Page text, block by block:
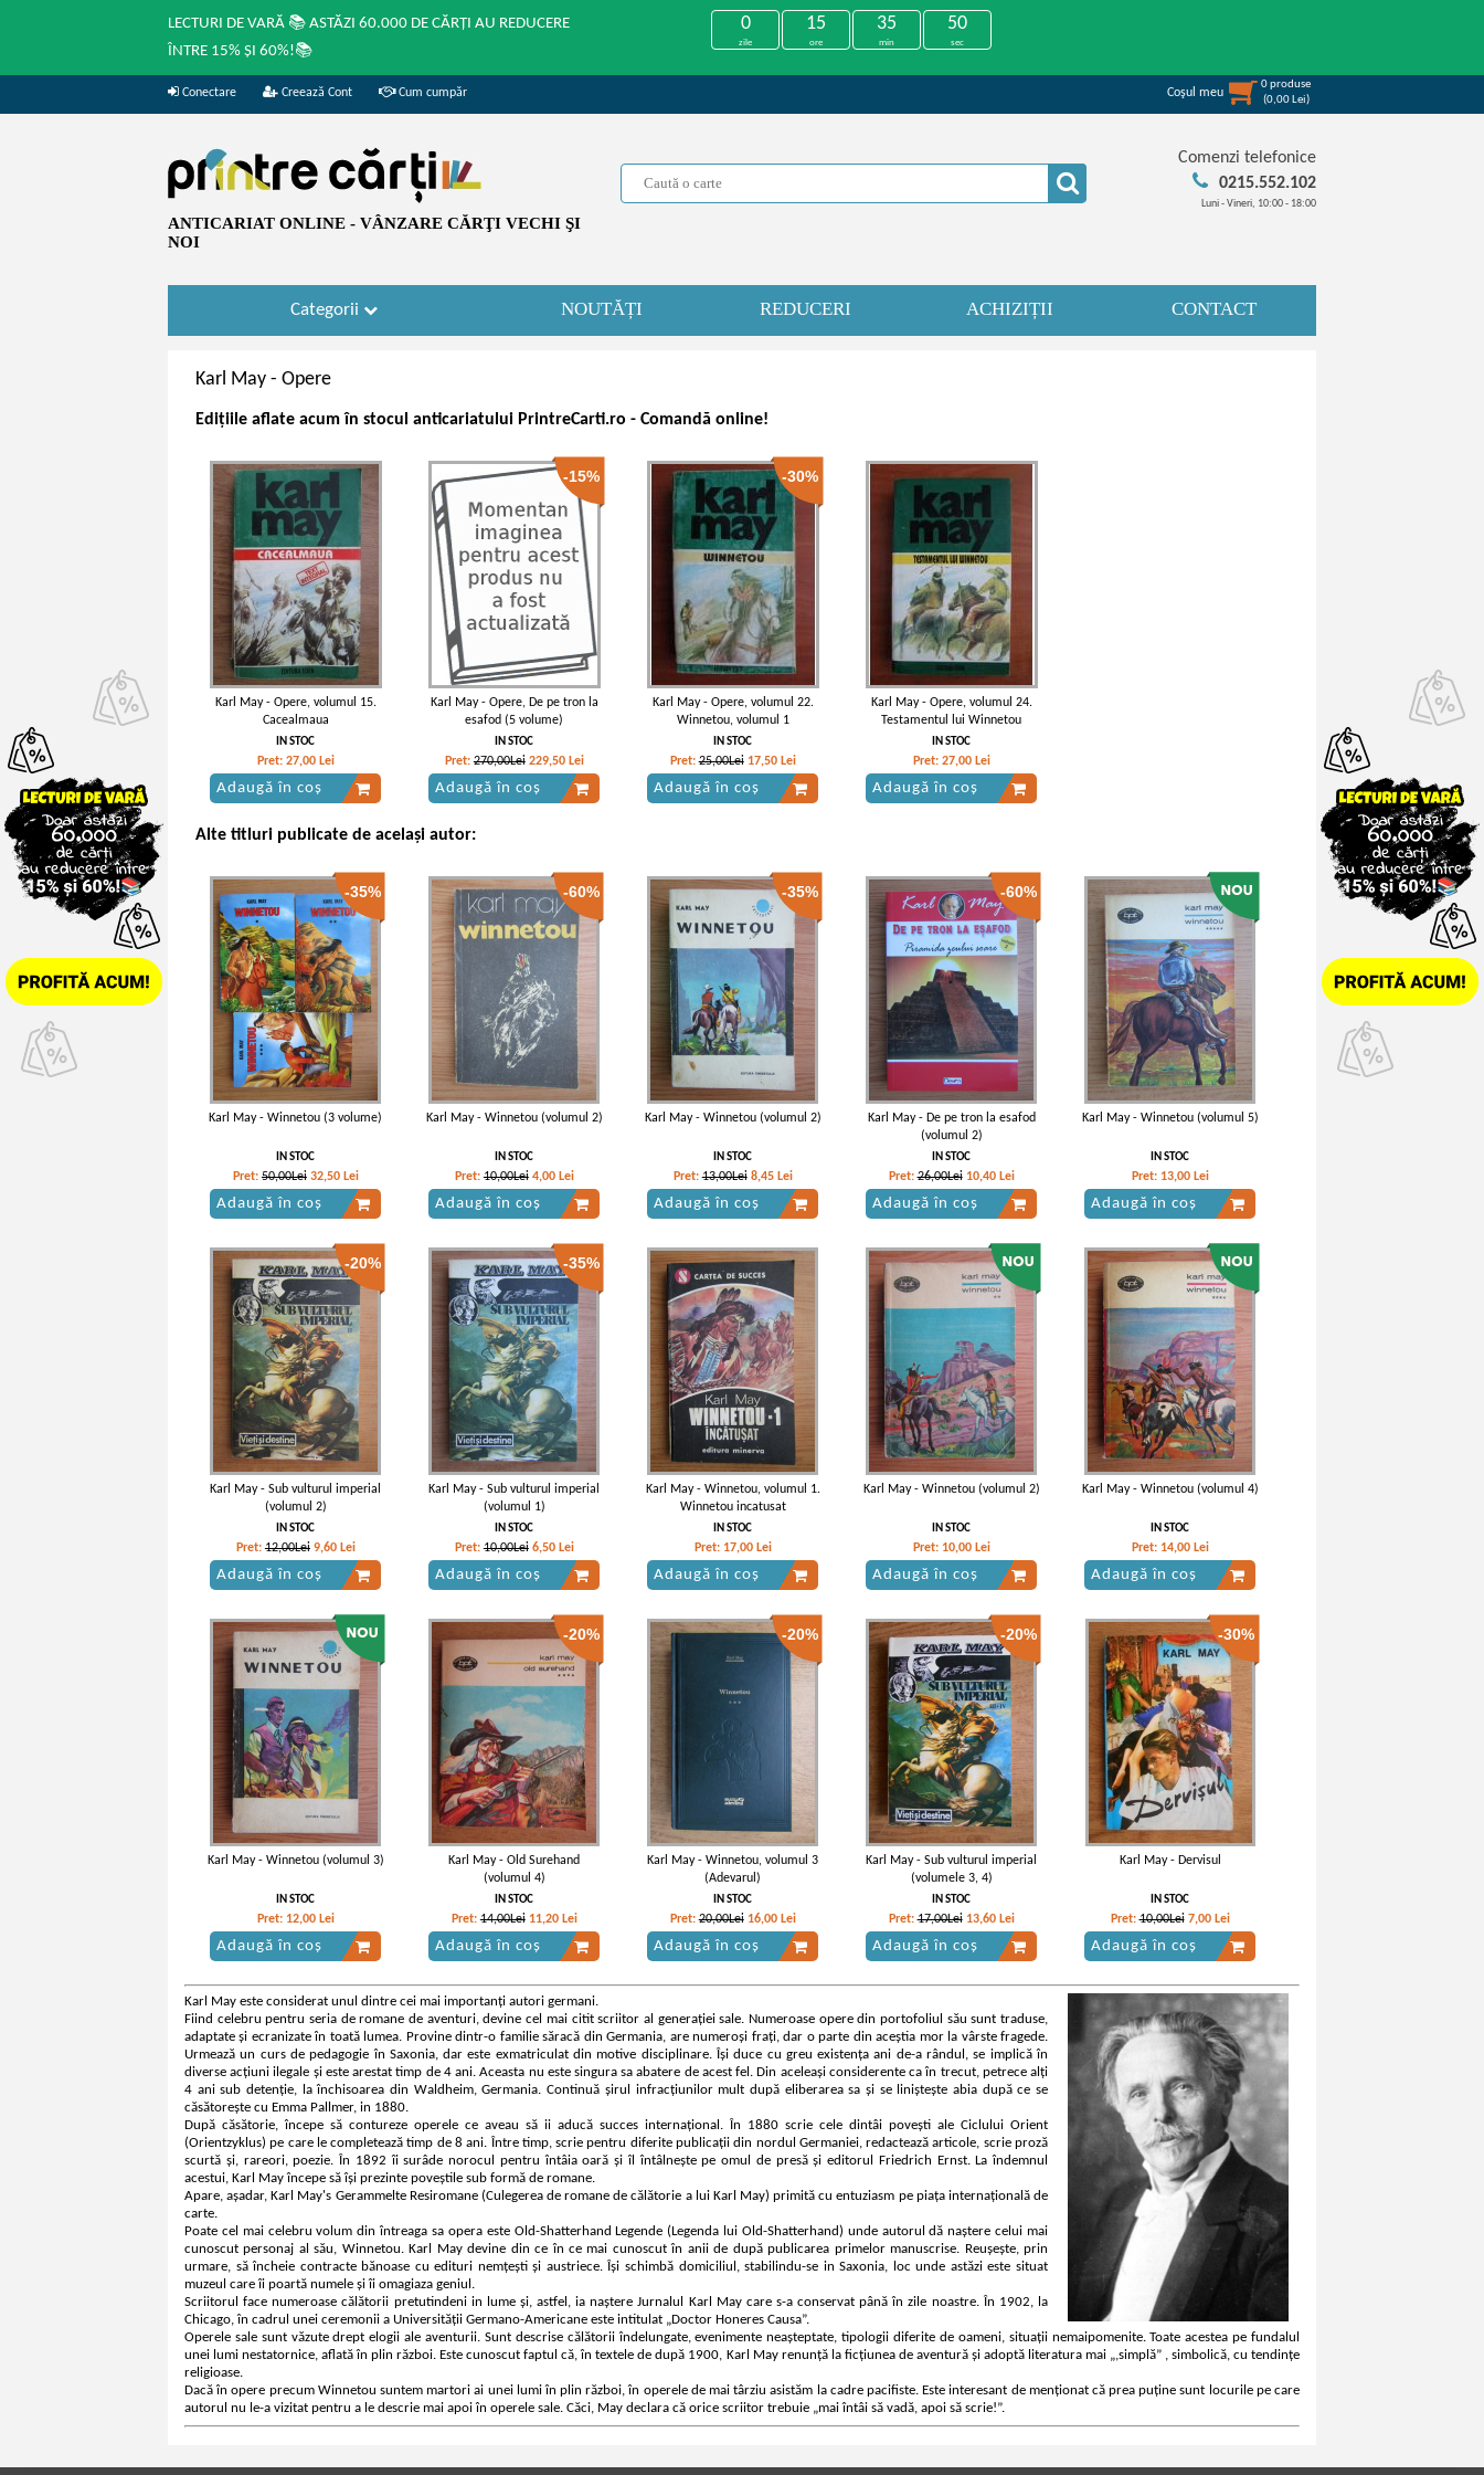
LECTURI DE VARĂ 📚 ASTĂZI 60.000 DE CĂRȚI AU REDUCERE
ÎNTRE 15% ȘI 60%!📚
0
zile
15
ore
35
min
49
sec
Conectare Creează Cont Cum cumpăr Coşul meu
0produse
(0,00 Lei)
ANTICARIAT ONLINE - VÂNZARE CĂRŢI VECHI ŞI
NOI
Comenzi telefonice
0215.552.102
Luni - Vineri, 10:00 - 18:00
Categorii NOUTĂȚI REDUCERI ACHIZIȚII CONTACT
Karl May - Opere
Edițiile aflate acum în stocul anticariatului PrintreCarti.ro - Comandă online!
Karl May - Opere, volumul 15.
Cacealmaua
IN STOC
Pret: 27,00 Lei
Adaugă în coș
-15%
Karl May - Opere, De pe tron la
esafod (5 volume)
IN STOC
Pret:270,00Lei 229,50 Lei
Adaugă în coș
-30%
Karl May - Opere, volumul 22.
Winnetou, volumul 1
IN STOC
Pret:25,00Lei 17,50 Lei
Adaugă în coș
Karl May - Opere, volumul 24.
Testamentul lui Winnetou
IN STOC
Pret: 27,00 Lei
Adaugă în coș
Alte titluri publicate de același autor:
-35%
Karl May - Winnetou (3 volume)
IN STOC
Pret: 50,00Lei 32,50 Lei
Adaugă în coș
-60%
Karl May - Winnetou (volumul 2)
IN STOC
Pret:10,00Lei 4,00 Lei
Adaugă în coș
-35%
Karl May - Winnetou (volumul 2)
IN STOC
Pret:13,00Lei 8,45 Lei
Adaugă în coș
-60%
Karl May - De pe tron la esafod
(volumul 2)
IN STOC
Pret:26,00Lei 10,40 Lei
Adaugă în coș
Karl May - Winnetou (volumul 5)
IN STOC
Pret: 13,00 Lei
Adaugă în coș
-20%
Karl May - Sub vulturul imperial
(volumul 2)
IN STOC
Pret: 12,00Lei 9,60 Lei
Adaugă în coș
-35%
Karl May - Sub vulturul imperial
(volumul 1)
IN STOC
Pret:10,00Lei 6,50 Lei
Adaugă în coș
Karl May - Winnetou, volumul 1.
Winnetou incatusat
IN STOC
Pret: 17,00 Lei
Adaugă în coș
Karl May - Winnetou (volumul 2)
IN STOC
Pret: 10,00 Lei
Adaugă în coș
Karl May - Winnetou (volumul 4)
IN STOC
Pret: 14,00 Lei
Adaugă în coș
Karl May - Winnetou (volumul 3)
IN STOC
Pret: 12,00 Lei
Adaugă în coș
-20%
Karl May - Old Surehand
(volumul 4)
IN STOC
Pret:14,00Lei 11,20 Lei
Adaugă în coș
-20%
Karl May - Winnetou, volumul 3
(Adevarul)
IN STOC
Pret:20,00Lei 16,00 Lei
Adaugă în coș
-20%
Karl May - Sub vulturul imperial
(volumele 3, 4)
IN STOC
Pret:17,00Lei 13,60 Lei
Adaugă în coș
-30%
Karl May - Dervisul
IN STOC
Pret:10,00Lei 7,00 Lei
Adaugă în coș
Karl May este considerat unul dintre cei mai importanți autori germani.
Fiind celebru pentru seria de romane de aventuri, devine cel mai citit scriitor al generației sale. Numeroase opere din portofoliul său sunt traduse,
adaptate și ecranizate în toată lumea. Provine dintr-o familie săracă din Germania, are numeroși frați, dar o parte din aceștia mor la vârste fragede.
Urmează un curs de pedagogie în Saxonia, dar este exmatriculat din motive disciplinare. Își duce cu greu existența ani de-a rândul, se implică în
diverse acțiuni ilegale și este arestat timp de 4 ani. Aceasta nu este singura sa abatere de acest fel. Din aceleași considerente ca în trecut, petrece alți
4 ani sub detenție, la închisoarea din Waldheim, Germania. Continuă șirul infracțiunilor mult după eliberarea sa și se liniștește abia după ce se
căsătorește cu Emma Pallmer, in 1880.
După căsătorie, începe să contureze operele ce aveau să ii aducă succes internațional. În 1880 scrie cele dintâi povești ale Ciclului Orient
(Orientzyklus) pe care le completează timp de 8 ani. Între timp, scrie pentru diferite publicații din nordul Germaniei, redactează articole, scrie proză
scurtă și, rareori, poezie. În 1892 îi surâde norocul pentru întâia oară și îl întâlnește pe omul de presă și editorul Friedrich Ernst. La îndemnul
acestui, Karl May începe să își prezinte poveștile sub formă de romane.
Apare, așadar, Karl May's Gerammelte Resiromane (Culegerea de romane de călătorie a lui Karl May) primită cu entuziasm pe piața internațională de
carte.
Poate cel mai celebru volum din întreaga sa opera este Old-Shatterhand Legende (Legenda lui Old-Shatterhand) unde autorul dă naștere celui mai
cunoscut personaj al său, Winnetou. Karl May devine din ce în ce mai cunoscut în anii de după publicarea primelor manuscrise. Reușește, prin
urmare, să încheie contracte bănoase cu edituri nemțești și austriece. Își schimbă domiciliul, stabilindu-se in Saxonia, loc unde astăzi este situat
muzeul care îi poartă numele și îi omagiaza geniul.
Scriitorul face numeroase călătorii pretutindeni in lume și, astfel, ia naștere Jurnalul Karl May care s-a conservat până în zile noastre. În 1902, la
Chicago, în cadrul unei ceremonii a Universității Germano-Americane este intitulat „Doctor Honeres Causa”.
Operele sale sunt văzute drept elogii ale aventurii. Sunt descrise călătorii îndelungate, evenimente neașteptate, tipologii diferite de oameni, situații nemaipomenite. Toate acestea pe fundalul
unei lumi nestatornice, aflată în plin război. Este cunoscut faptul că, în textele de după 1900, Karl May renunță la ficțiunea de aventură și adoptă literatura mai „,simplă” , simbolică, cu tendințe
religioase.
Dacă în opere precum Winnetou suntem martori ai unei lumi în plin război, în operele de mai târziu asistăm la cadre pacifiste. Este interesant de menționat că prea puține sunt locurile pe care
autorul nu le-a vizitat pentru a le descrie mai apoi în operele sale. Căci, May declara că orice scriitor trebuie „mai întâi să vadă, apoi să scrie!”.